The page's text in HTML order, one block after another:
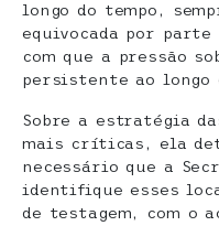
longo do tempo,
equivocada por parte
com que a pressão
persistente ao longo
Sobre a estratégia
mais críticas, ela
necessário que a
identifique esses
de testagem, com o